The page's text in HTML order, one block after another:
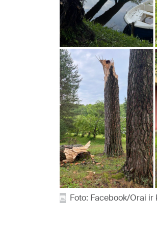
Foto: Facebook/Orai ir